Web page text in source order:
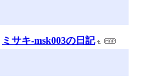
ミサキ-msk003の日記